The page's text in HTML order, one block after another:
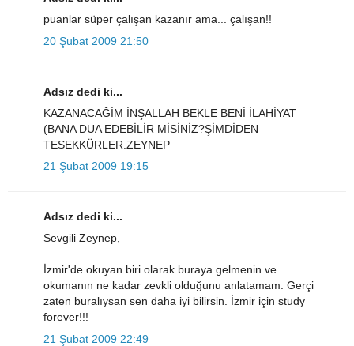
puanlar süper çalışan kazanır ama... çalışan!!
20 Şubat 2009 21:50
Adsız dedi ki...
KAZANACAĞİM İNŞALLAH BEKLE BENİ İLAHİYAT
(BANA DUA EDEBİLİR MİSİNİZ?ŞİMDİDEN
TESEKKÜRLER.ZEYNEP
21 Şubat 2009 19:15
Adsız dedi ki...
Sevgili Zeynep,
İzmir'de okuyan biri olarak buraya gelmenin ve
okumanın ne kadar zevkli olduğunu anlatamam. Gerçi
zaten buralıysan sen daha iyi bilirsin. İzmir için study
forever!!!
21 Şubat 2009 22:49